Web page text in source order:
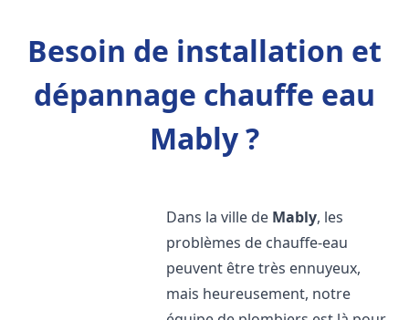
Besoin de installation et
dépannage chauffe eau
Mably ?
Dans la ville de Mably, les
problèmes de chauffe-eau
peuvent être très ennuyeux,
mais heureusement, notre